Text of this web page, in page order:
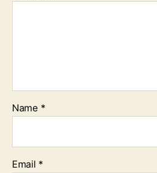
Name *
Email *